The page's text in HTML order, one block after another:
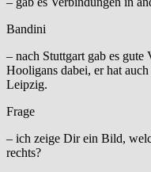
Bandini
– nach Stuttgart gab es gute
Hooligans dabei, er hat
Leipzig.
Frage
– ich zeige Dir ein Bild,
rechts?